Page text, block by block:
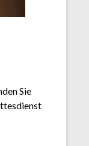
Sie